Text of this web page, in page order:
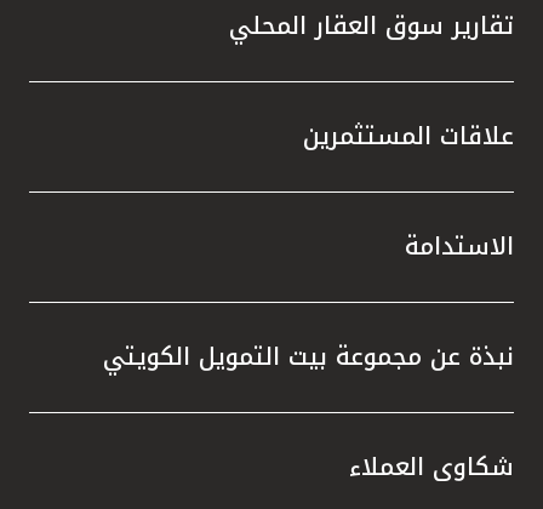
تقارير سوق العقار المحلي
علاقات المستثمرين
الاستدامة
نبذة عن مجموعة بيت التمويل الكويتي
شكاوى العملاء